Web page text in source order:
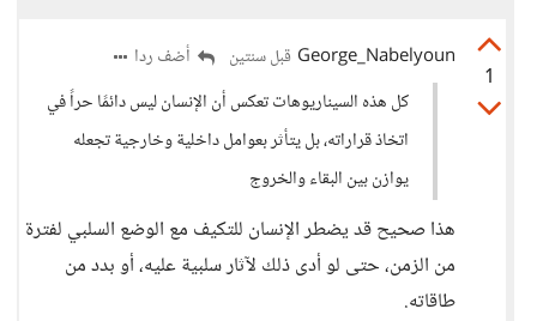
1
George_Nabelyoun قبل سنتين
أضف ردا
كل هذه السيناريوهات تعكس أن الإنسان ليس دائمًا حراً في
اتخاذ قراراته، بل يتأثر بعوامل داخلية وخارجية تجعله
يوازن بين البقاء والخروج
هذا صحيح قد يضطر الإنسان للتكيف مع الوضع السلبي لفترة
من الزمن، حتى لو أدى ذلك لآثار سلبية عليه، أو بدد من
طاقاته.